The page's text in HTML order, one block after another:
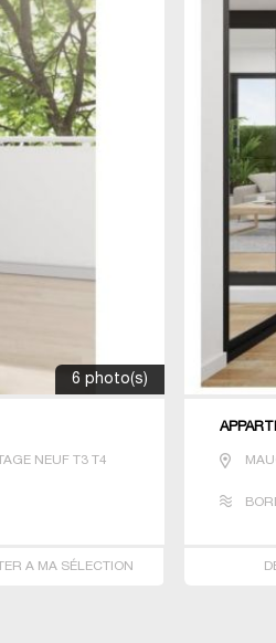
6 photo(s)
NEUF T3 T4
A MA SÉLECTION